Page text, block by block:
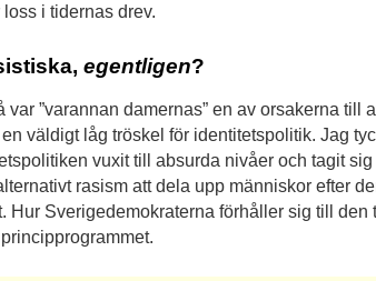
i tidernas drev.
egentligen?
var ”varannan damernas” en av orsakerna
väldigt låg tröskel för identitetspolitik. Jag
vuxit till absurda nivåer och tagit
rasism att dela upp människor efter
Hur Sverigedemokraterna förhåller sig till